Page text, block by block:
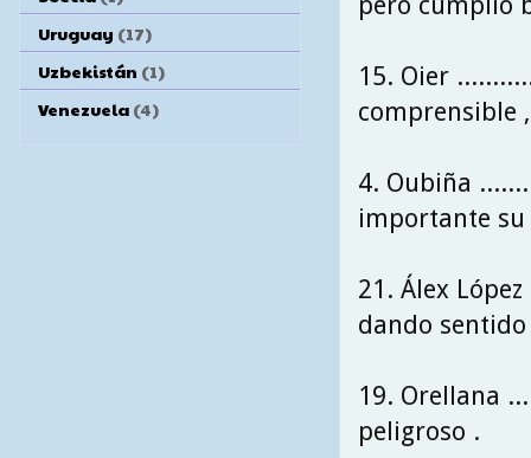
15. Oier
comprensible
4. Oubiña
importante su
21. Álex
dando
19. Orellana
peligroso .
Uruguay (17)
Uzbekistán (1)
Venezuela (4)